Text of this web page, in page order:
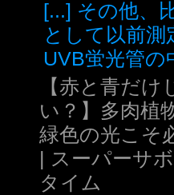
[...] その他、
として以前測
UVB蛍光管の
【赤と青だけ
い？】多肉植
緑色の光こそ
| スーパーサ
タイム